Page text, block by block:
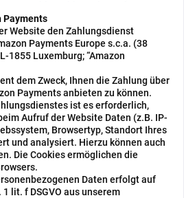
Payments
Website den Zahlungsdienst
Payments Europe s.c.a. (38
1855 Luxemburg; “Amazon
dem Zweck, Ihnen die Zahlung über
Payments anbieten zu können.
ist es erforderlich,
Aufruf der Website Daten (z.B. IP-
Browsertyp, Standort Ihres
und analysiert. Hierzu können auch
Die Cookies ermöglichen die
Daten erfolgt auf
lit. f DSGVO aus unserem